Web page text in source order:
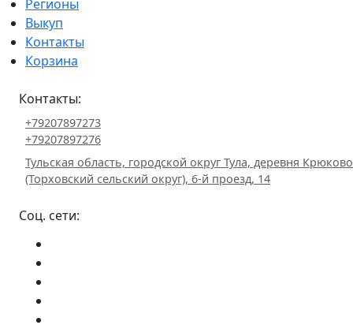
Регионы
Выкуп
Контакты
Корзина
Контакты:
+79207897273
+79207897276
Тульская область, городской округ Тула, деревня Крюково
(Торховский сельский округ), 6-й проезд, 14
Соц. сети: